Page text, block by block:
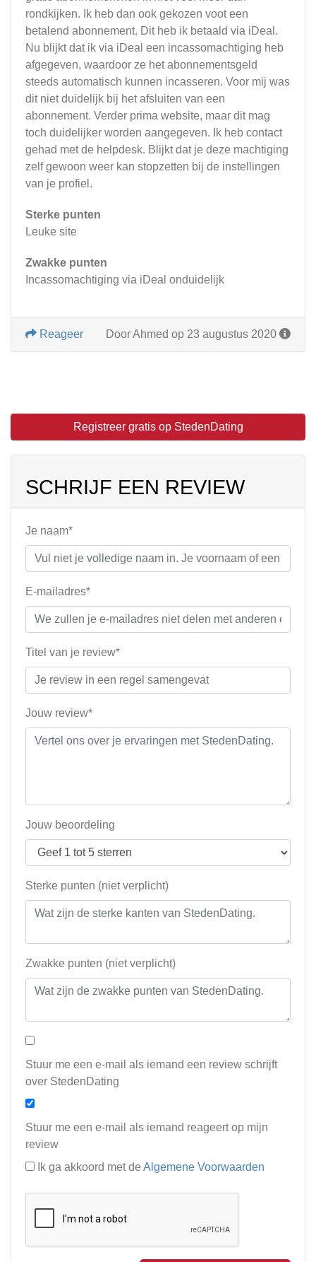
rondkijken. Ik heb dan ook gekozen voot een
betalend abonnement. Dit heb ik betaald via iDeal.
Nu blijkt dat ik via iDeal een incassomachtiging heb
afgegeven, waardoor ze het abonnementsgeld
steeds automatisch kunnen incasseren. Voor mij was
dit niet duidelijk bij het afsluiten van een
abonnement. Verder prima website, maar dit mag
toch duidelijker worden aangegeven. Ik heb contact
gehad met de helpdesk. Blijkt dat je deze machtiging
zelf gewoon weer kan stopzetten bij de instellingen
van je profiel.
Sterke punten
Leuke site
Zwakke punten
Incassomachtiging via iDeal onduidelijk
Door Ahmed op 23 augustus 2020
Reageer
Registreer gratis op StedenDating
SCHRIJF EEN REVIEW
Je naam*
E-mailadres*
Titel van je review*
Jouw review*
Jouw beoordeling
Sterke punten (niet verplicht)
Zwakke punten (niet verplicht)
Stuur me een e-mail als iemand een review schrijft
over StedenDating
Stuur me een e-mail als iemand reageert op mijn
review
Ik ga akkoord met de Algemene Voorwaarden